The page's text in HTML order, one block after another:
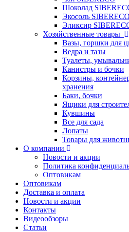
Шоколад
Экосоль SIBERECO
Эликсир
Хозяйственные товары
Вазы, горшки для
Ведра и тазы
Туалеты,
Канистры и бочки
Корзины,
хранения
Баки, бочки
Ящики для
Кувшины
Все для сада
Лопаты
Товары для
О компании
Новости и акции
Политика
Оптовикам
Оптовикам
Доставка и оплата
Новости и акции
Контакты
Видеообзоры
Статьи